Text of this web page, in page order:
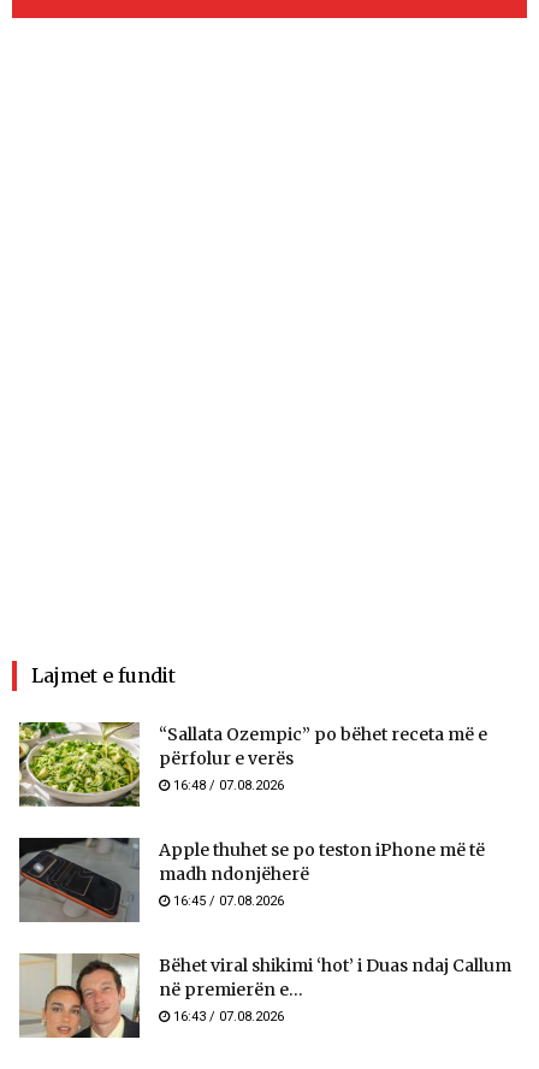
Lajmet e fundit
“Sallata Ozempic” po bëhet receta më e
përfolur e verës
16:48 / 07.08.2026
Apple thuhet se po teston iPhone më të
madh ndonjëherë
16:45 / 07.08.2026
Bëhet viral shikimi ‘hot’ i Duas ndaj Callum
në premierën e...
16:43 / 07.08.2026